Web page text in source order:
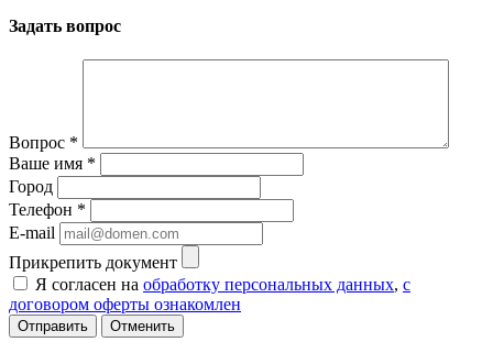
Задать вопрос
Вопрос *
Ваше имя *
Город
Телефон *
E-mail
Прикрепить документ
Я согласен на обработку персональных данных, с
договором оферты ознакомлен
Отменить